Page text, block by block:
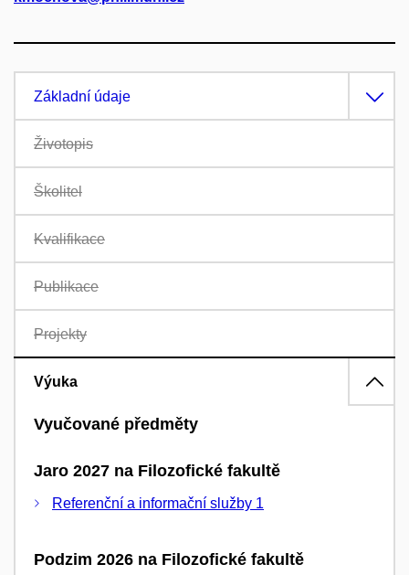
Základní údaje
Životopis
Školitel
Kvalifikace
Publikace
Projekty
Výuka
Vyučované předměty
Jaro 2027 na Filozofické fakultě
Referenční a informační služby 1
Podzim 2026 na Filozofické fakultě